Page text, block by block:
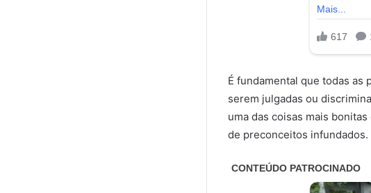
É fundamental que todas as
serem julgadas ou
uma das coisas mais
de preconceitos infundados.